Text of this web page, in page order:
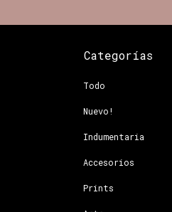
Categorías
Todo
Nuevo!
Indumentaria
Accesorios
Prints